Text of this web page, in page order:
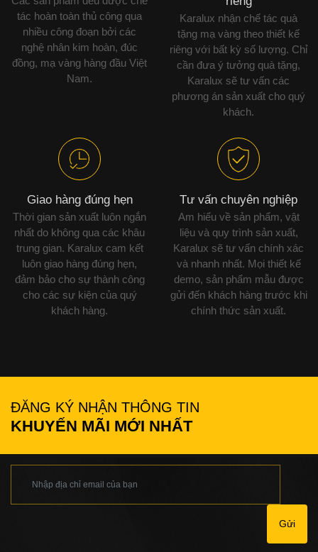
tác hoàn toàn thủ công qua
nhiều công đoạn bởi các
nghệ nhân kim hoàn, đúc
đồng, mạ vàng hàng đầu Việt
Nam.
Karalux nhận chế tác quà
tặng mạ vàng theo thiết kế
riêng với bất kỳ số lượng. Chỉ
cần đưa ý tưởng quà tặng,
Karalux sẽ tư vấn các
phương án sản xuất cho quý
khách.
Giao hàng đúng hẹn
Thời gian sản xuất luôn ngắn
nhất do không qua các khâu
trung gian. Karalux cam kết
luôn giao hàng đúng hẹn,
đảm bảo cho sự thành công
cho các sự kiện của quý
khách hàng.
Tư vấn chuyên nghiệp
Am hiểu về sản phẩm, vật
liệu và quy trình sản xuất,
Karalux sẽ tư vấn chính xác
và nhanh nhất. Mọi thiết kế
demo, sản phẩm mẫu được
gửi đến khách hàng trước khi
chính thức sản xuất.
ĐĂNG KÝ NHẬN THÔNG TIN
KHUYẾN MÃI MỚI NHẤT
Gửi